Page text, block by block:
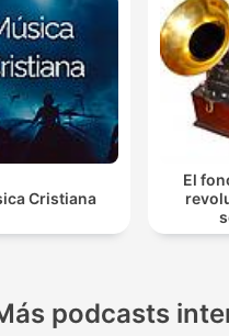
Cristiana
El
podcasts